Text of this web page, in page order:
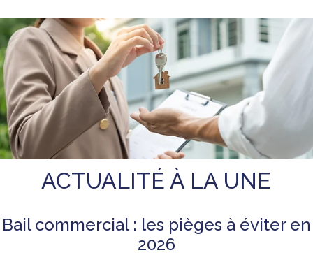
ACTUALITÉ À LA UNE
Bail commercial : les pièges à éviter en
2026